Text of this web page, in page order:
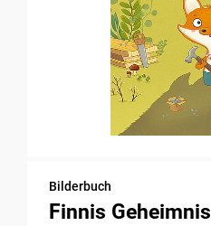
Bilderbuch
Finnis Geheimnis